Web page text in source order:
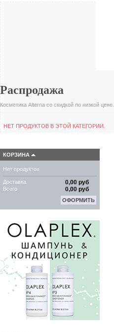
Распродажа
Косметика Alterna cо скидкой по низкой цене.
НЕТ ПРОДУКТОВ В ЭТОЙ КАТЕГОРИИ.
КОРЗИНА
Нет продуктов
Доставка 0,00 руб
Всего 0,00 руб
ОФОРМИТЬ